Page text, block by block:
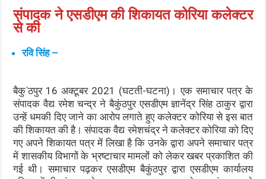
संपादक ने एसडीएम की शिकायत कोरिया कलेक्टर
से की
रवि सिंह –
बैकु΄ठपुर 16 अक्टूबर 2021 (घटती-घटना)। एक समाचार पत्र के
संपादक वैद्य रमेश चन्द्र ने बैकुंठपुर एसडीएम ज्ञानेंद्र सिंह ठाकुर द्वारा
उन्हें धमकी दिए जाने का आरोप लगाते हुए कलेक्टर कोरिया से इस बात
की शिकायत की है। संपादक वैद्य रमेशचंद्र ने कलेक्टर कोरिया को दिए
गए अपने शिकायत पत्र में लिखा है कि उनके द्वारा अपने समाचार पत्र
में शासकीय विभागों के भ्रष्टाचार मामलों को लेकर खबर प्रकाशित की
गई थी। समाचार पढ़कर एसडीएम बैकुंठपुर द्वारा एसडीएम कार्यालय